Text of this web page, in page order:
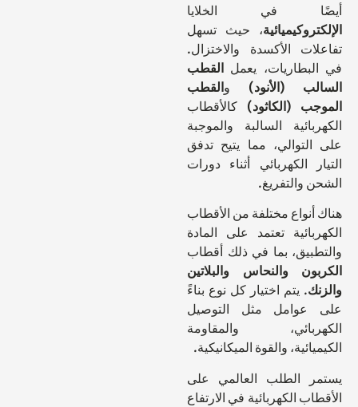
في الخلايا
، حيث تسهل
الأكسدة والاختزال.
يعملالقطب
(الأنود)
والقطب
(الكاثود)كالأقطاب
السالبة والموجبة
مما يتيح تدفق
الكهربائي أثناء دورات
والتفريغ.
مختلفة من الأقطاب
تعتمد على المادة
بما في ذلك أقطاب
والنحاسوالبلاتين
. يتم اختيار كل نوع بناءً
مثل التوصيل
والمقاومة
والقوة الميكانيكية.
الطلب العالمي على
الكهربائية في الارتفاع